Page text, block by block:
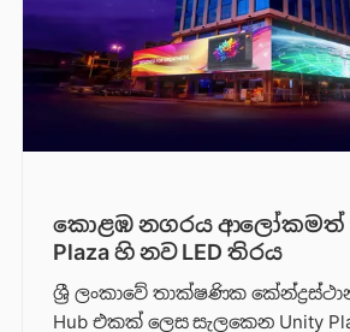
කොළඹ නගරය ආලෝකමත්
Plaza හි නව LED තිරය
ශ්‍රී ලංකාවේ තාක්ෂණික
Hub එකක් ලෙස සැලකෙන Unity